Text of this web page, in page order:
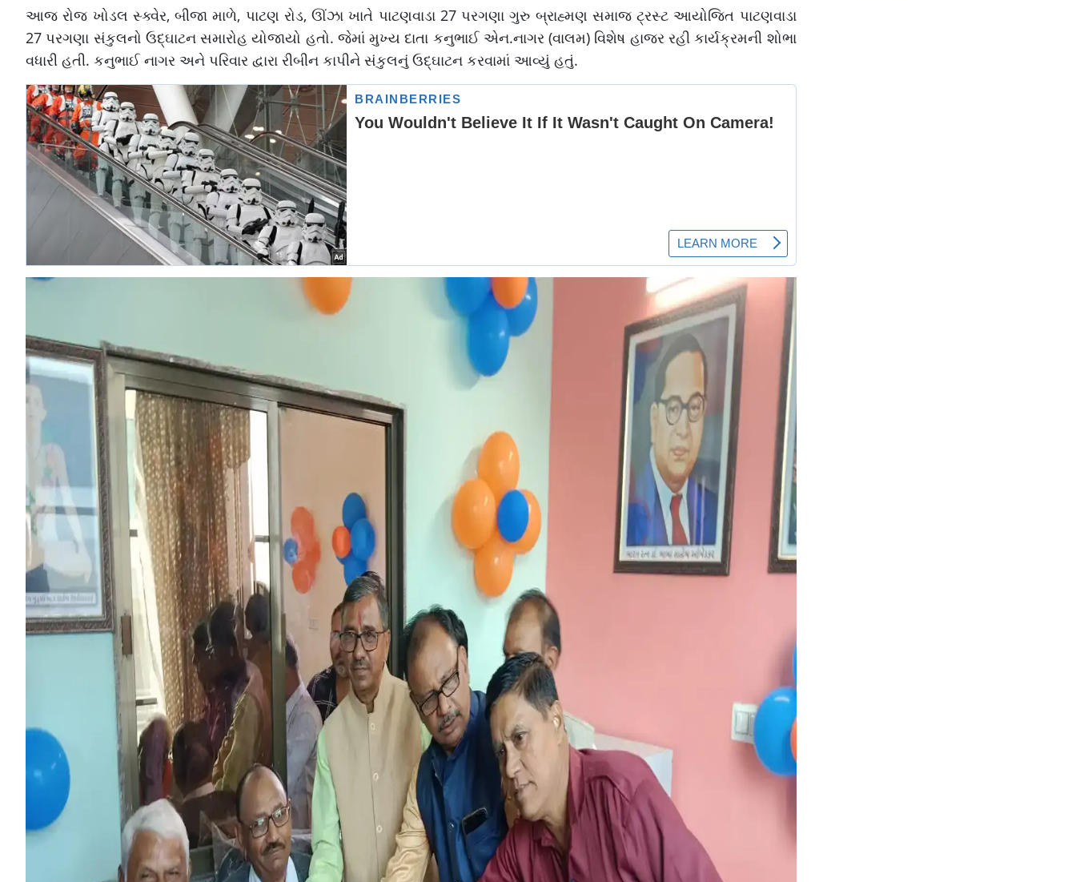
આજ રોજ ખોડલ સ્ક્વેર, બીજા માળે, પાટણ રોડ, ઊંઝા ખાતે પાટણવાડા 27 પરગણા ગુરુ બ્રાહ્મણ સમાજ ટ્રસ્ટ આયોજિત પાટણવાડા
27 પરગણા સંકુલનો ઉદ્ઘાટન સમારોહ યોજાયો હતો. જેમાં મુખ્ય દાતા કનુભાઈ એન.નાગર (વાલમ) વિશેષ હાજર રહી કાર્યક્રમની શોભા
વધારી હતી. કનુભાઈ નાગર અને પરિવાર દ્વારા રીબીન કાપીને સંકુલનું ઉદ્ઘાટન કરવામાં આવ્યું હતું.